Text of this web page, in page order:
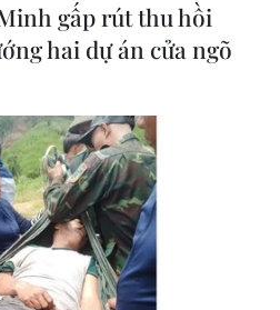
sẽ trở thành động lực
Nam-Australia
gấp rút thu hồi
hai dự án cửa ngõ